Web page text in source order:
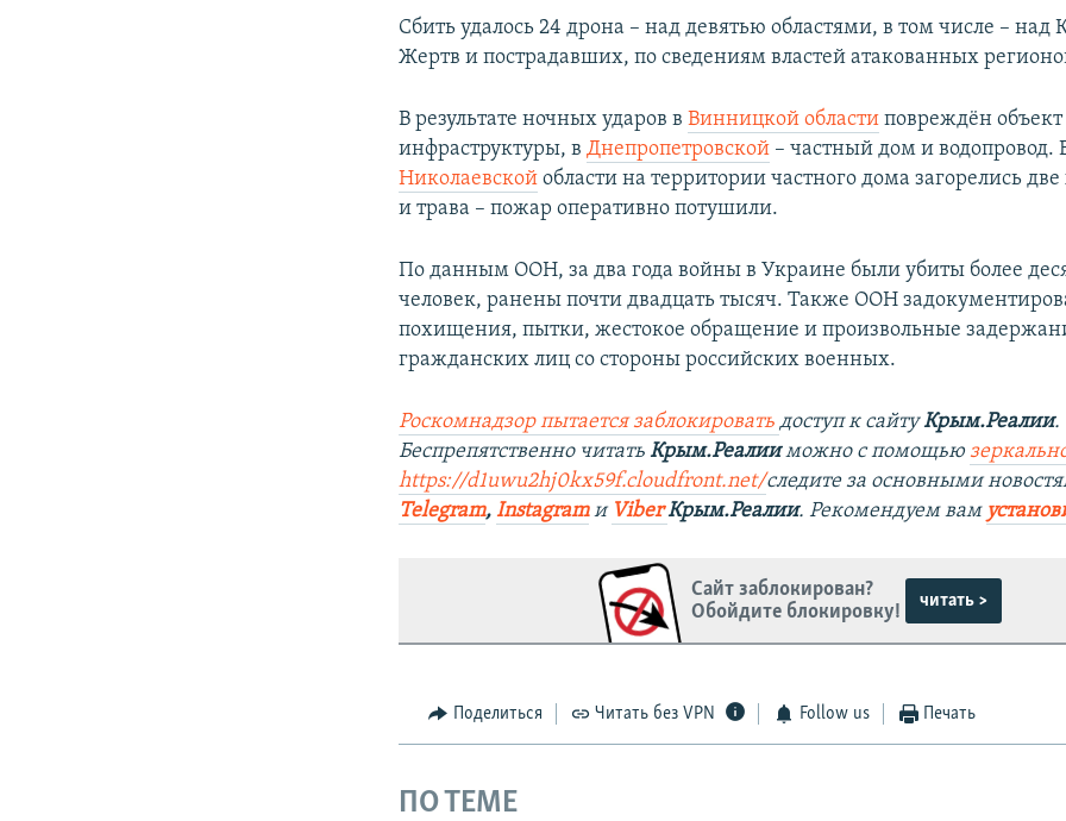
Сбить удалось 24 дрона – над девятью областями, в том числе – над
Жертв и пострадавших, по сведениям властей атакованных
В результате ночных ударов вВинницкой области повреждён объект
инфраструктуры, вДнепропетровской – частный дом и водопровод.
Николаевской области на территории частного дома загорелись
и трава – пожар оперативно потушили.
По данным ООН, за два года войны в Украине были убиты более
человек, ранены почти двадцать тысяч. Также ООН
похищения, пытки, жестокое обращение и произвольные
гражданских лиц со стороны российских военных.
Роскомнадзор пытается заблокировать доступ к сайтуКрым.Реалии.
Беспрепятственно читатьКрым.Реалииможно с помощью
https://d1uwu2hj0kx59f.cloudfront.net/следите за основными
Telegram,Instagramи Viber Крым.Реалии. Рекомендуем вам
Сайт заблокирован?
Обойдите блокировку!
читать >
Поделиться Читать без VPN Follow us Печать
ПО ТЕМЕ